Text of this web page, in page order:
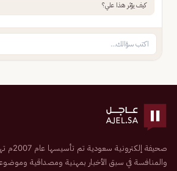
كيف يؤثر هذا علي؟
صحيفة
والمنافسة في سبق الأخبار بمهنية ومصداقية